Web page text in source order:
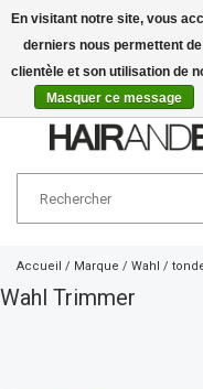
Accueil / Marque / Wahl /
Wahl Trimmer
En visitant notre site, vous
derniers nous permettent
clientèle et son utilisation de
Masquer ce message